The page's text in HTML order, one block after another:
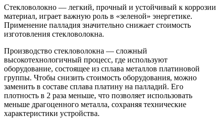
Стекловолокно — легкий, прочный и устойчивый к коррозии
материал, играет важную роль в «зеленой» энергетике.
Применение палладия значительно снижает стоимость
изготовления стекловолокна.
Производство стекловолокна — сложный
высокотехнологичный процесс, где используют
оборудование, состоящее из сплава металлов платиновой
группы. Чтобы снизить стоимость оборудования, можно
заменить в составе сплава платину на палладий. Его
плотность в 2 раза меньше, что позволяет использовать
меньше драгоценного металла, сохраняя технические
характеристики устройства.